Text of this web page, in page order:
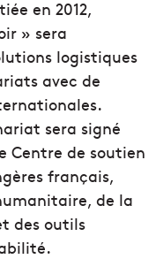
en 2012,
» sera
logistiques
avec de
sera signé
Centre de soutien
français,
de la
des outils